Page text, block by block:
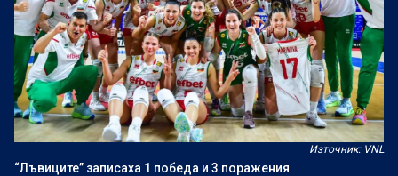
Източник: VNL
“Лъвиците” записаха 1 победа и 3 поражения